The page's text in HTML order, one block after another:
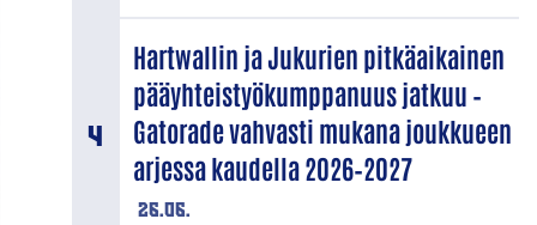
26.06.
Hartwallin ja Jukurien pitkäaikainen
pääyhteistyökumppanuus jatkuu –
Gatorade vahvasti mukana joukkueen
arjessa kaudella 2026–2027